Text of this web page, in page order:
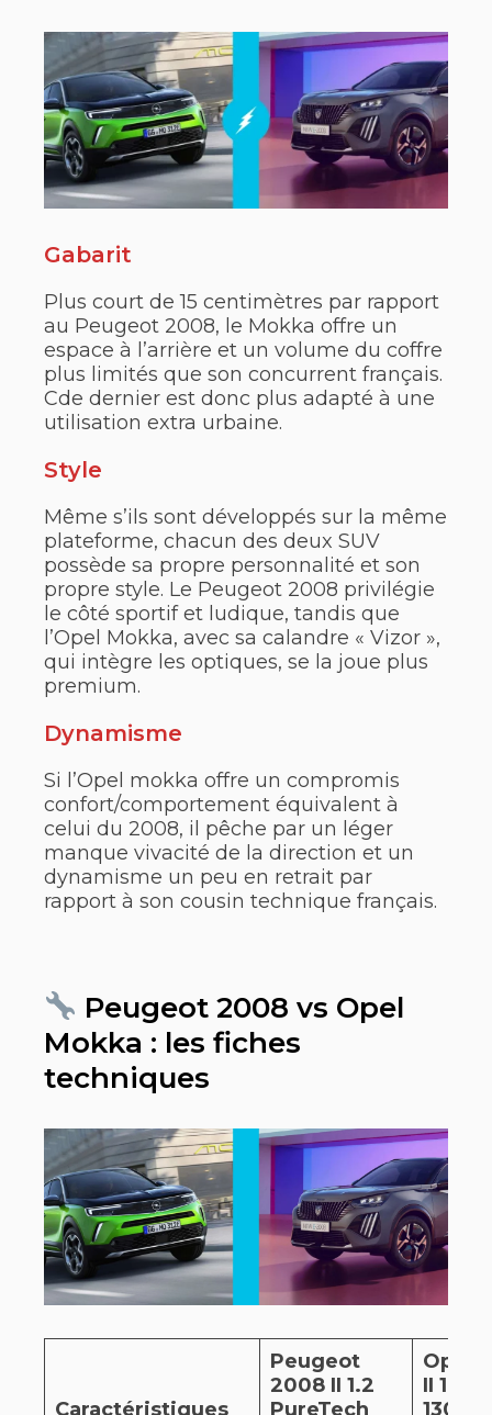
Gabarit
Plus court de 15 centimètres par rapport
au Peugeot 2008, le Mokka offre un
espace à l’arrière et un volume du coffre
plus limités que son concurrent français.
Cde dernier est donc plus adapté à une
utilisation extra urbaine.
Style
Même s’ils sont développés sur la même
plateforme, chacun des deux SUV
possède sa propre personnalité et son
propre style. Le Peugeot 2008 privilégie
le côté sportif et ludique, tandis que
l’Opel Mokka, avec sa calandre « Vizor »,
qui intègre les optiques, se la joue plus
premium.
Dynamisme
Si l’Opel mokka offre un compromis
confort/comportement équivalent à
celui du 2008, il pêche par un léger
manque vivacité de la direction et un
dynamisme un peu en retrait par
rapport à son cousin technique français.
Peugeot 2008 vs Opel
Mokka : les fiches
techniques
Caractéristiques
Peugeot
2008 II 1.2
PureTech
Opel
II 1.2
130ch